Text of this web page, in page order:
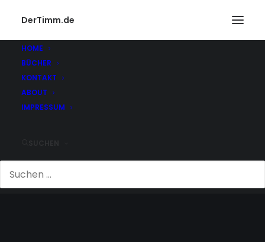
DerTimm.de
HOME
BÜCHER
KONTAKT
ABOUT
IMPRESSUM